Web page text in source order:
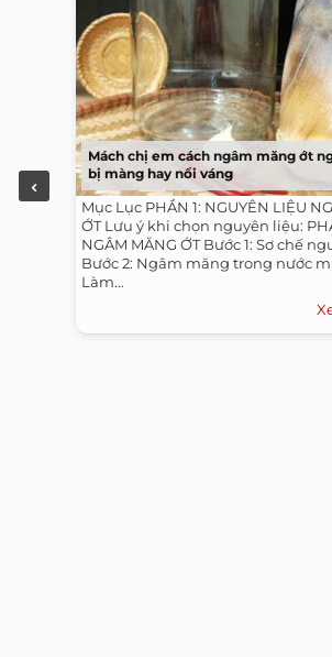
Mách chị em cách ngâm măng ớt
bị màng hay nổi váng
Mục Lục PHẦN 1: NGUYÊN LIỆU
ỚT Lưu ý khi chọn nguyên liệu:
NGÂM MĂNG ỚT Bước 1: Sơ chế
Bước 2: Ngâm măng trong nước
Làm...